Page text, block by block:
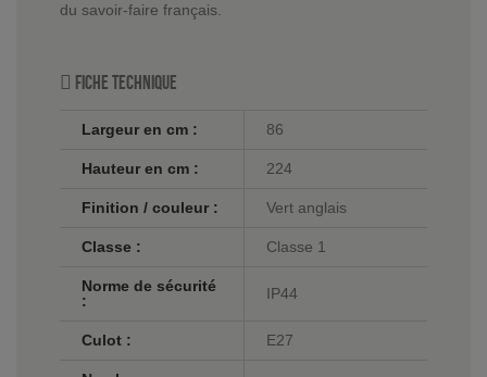
du savoir-faire français.
Fiche technique
Largeur en cm : 86
Hauteur en cm : 224
Finition / couleur : Vert anglais
Classe : Classe 1
Norme de sécurité
:
IP44
Culot : E27